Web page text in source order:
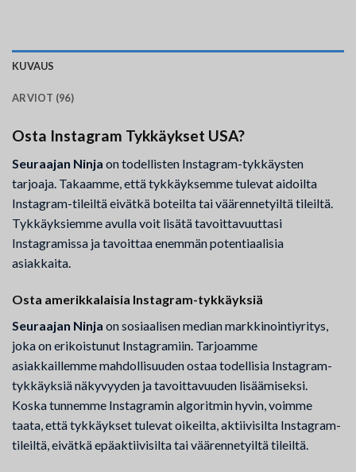
KUVAUS
ARVIOT (96)
Osta Instagram Tykkäykset USA?
Seuraajan Ninja on todellisten Instagram-tykkäysten
tarjoaja. Takaamme, että tykkäyksemme tulevat aidoilta
Instagram-tileiltä eivätkä boteilta tai väärennetyiltä tileiltä.
Tykkäyksiemme avulla voit lisätä tavoittavuuttasi
Instagramissa ja tavoittaa enemmän potentiaalisia
asiakkaita.
Osta amerikkalaisia Instagram-tykkäyksiä
Seuraajan Ninja on sosiaalisen median markkinointiyritys,
joka on erikoistunut Instagramiin. Tarjoamme
asiakkaillemme mahdollisuuden ostaa todellisia Instagram-
tykkäyksiä näkyvyyden ja tavoittavuuden lisäämiseksi.
Koska tunnemme Instagramin algoritmin hyvin, voimme
taata, että tykkäykset tulevat oikeilta, aktiivisilta Instagram-
tileiltä, eivätkä epäaktiivisilta tai väärennetyiltä tileiltä.